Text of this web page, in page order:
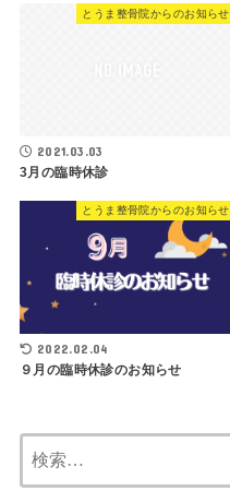
とうま整骨院からのお知らせ
2021.03.03
3月の臨時休診
とうま整骨院からのお知らせ
2022.02.04
９月の臨時休診のお知らせ